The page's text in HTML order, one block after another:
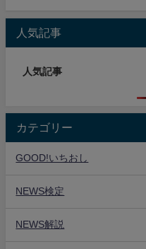
人気記事
人気記事
カテゴリー
GOOD!いちおし
NEWS検定
NEWS解説